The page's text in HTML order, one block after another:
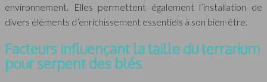
environnement. Elles permettent également l’installation de
divers éléments d’enrichissement essentiels à son bien-être.
Facteurs influençant la taille du terrarium
pour serpent des blés